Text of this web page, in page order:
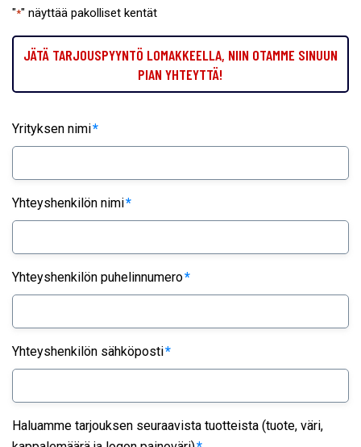
"*" näyttää pakolliset kentät
JÄTÄ TARJOUSPYYNTÖ LOMAKKEELLA, NIIN OTAMME SINUUN
PIAN YHTEYTTÄ!
Yrityksen nimi*
Yhteyshenkilön nimi*
Yhteyshenkilön puhelinnumero*
Yhteyshenkilön sähköposti*
Haluamme tarjouksen seuraavista tuotteista (tuote, väri,